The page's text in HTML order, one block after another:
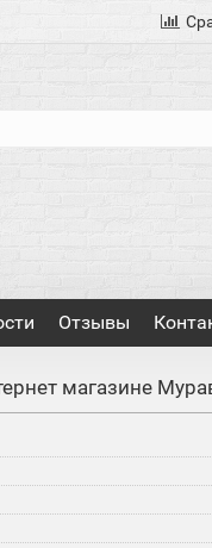
Отзывы
магазине